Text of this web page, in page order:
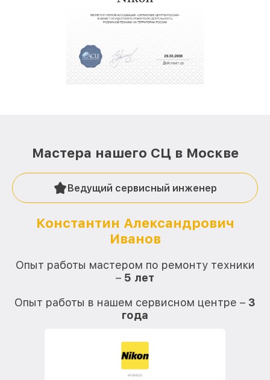
Мастера нашего СЦ в Москве
Ведущий сервисный инженер
Константин Александрович
Иванов
Опыт работы мастером по ремонту техники
– 5 лет
Опыт работы в нашем сервисном центре – 3
года